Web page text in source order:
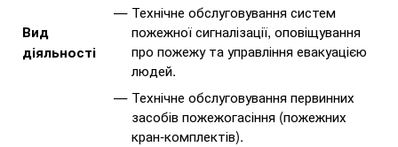
Вид
діяльності
Технічне обслуговування систем
пожежної сигналізації, оповіщування
про пожежу та управління евакуацією
людей.
Технічне обслуговування первинних
засобів пожежогасіння (пожежних
кран-комплектів).